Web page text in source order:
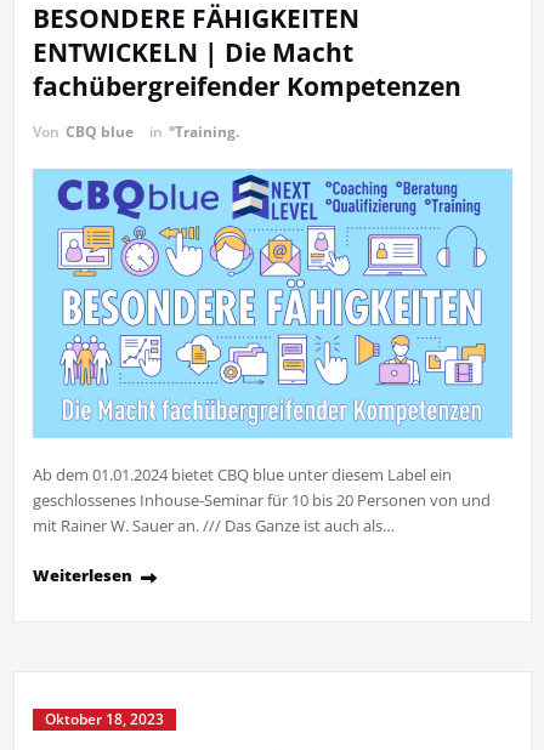
BESONDERE FÄHIGKEITEN
ENTWICKELN | Die Macht
fachübergreifender Kompetenzen
Von CBQ blue in °Training.
Ab dem 01.01.2024 bietet CBQ blue unter diesem Label ein
geschlossenes Inhouse-Seminar für 10 bis 20 Personen von und
mit Rainer W. Sauer an. /// Das Ganze ist auch als…
Weiterlesen
Oktober 18, 2023